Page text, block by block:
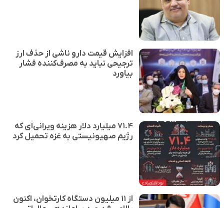
افزایش قیمت دارو ناشی از حذف ارز
ترجیحی نباید به مصرف‌کننده فشار
بیاورد
۷۱.۴ میلیارد دلار هزینه ویرانی‌ای که
رژیم صهیونیستی به غزه تحمیل کرد
از ۱۱ میلیون دستگاه کارتخوان، اکنون